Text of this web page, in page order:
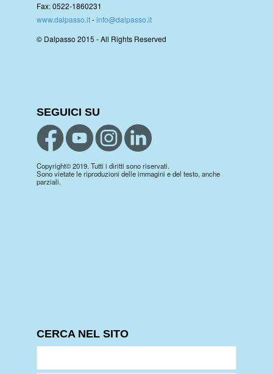
Fax: 0522-1860231
www.dalpasso.it-info@dalpasso.it
© Dalpasso 2015 - All Rights Reserved
SEGUICI SU
Copyright© 2019. Tutti i diritti sono riservati.
Sono vietate le riproduzioni delle immagini e del testo, anche
parziali.
CERCA NEL SITO